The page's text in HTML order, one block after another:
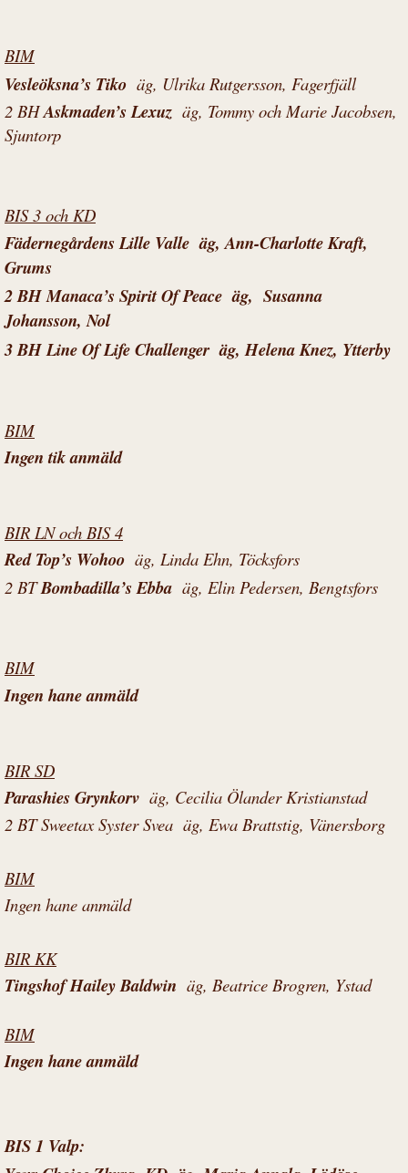
BIM
Vesleöksna’s Tiko äg, Ulrika Rutgersson, Fagerfjäll
2 BHAskmaden’s Lexuz äg, Tommy och Marie Jacobsen,
Sjuntorp
BIS 3 och KD
Fädernegårdens Lille Valle äg, Ann-Charlotte Kraft,
Grums
2 BH Manaca’s Spirit Of Peace äg, Susanna
Johansson, Nol
3 BHLine Of Life Challenger äg, Helena Knez, Ytterby
BIM
Ingen tik anmäld
BIR LN och BIS 4
Red Top’s Wohoo äg, Linda Ehn, Töcksfors
2 BTBombadilla’s Ebba äg, Elin Pedersen, Bengtsfors
BIM
Ingen hane anmäld
BIR SD
Parashies Grynkorv äg, Cecilia Ölander Kristianstad
2 BT Sweetax Syster Svea äg, Ewa Brattstig, Vänersborg
BIM
Ingen hane anmäld
BIR KK
Tingshof Hailey Baldwin äg, Beatrice Brogren, Ystad
BIM
Ingen hane anmäld
BIS 1 Valp: